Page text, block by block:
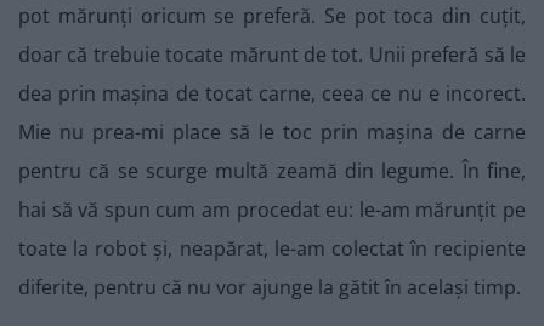
pot mărunți oricum se preferă. Se pot toca din cuțit,
doar că trebuie tocate mărunt de tot. Unii preferă să le
dea prin mașina de tocat carne, ceea ce nu e incorect.
Mie nu prea-mi place să le toc prin mașina de carne
pentru că se scurge multă zeamă din legume. În fine,
hai să vă spun cum am procedat eu: le-am mărunțit pe
toate la robot și, neapărat, le-am colectat în recipiente
diferite, pentru că nu vor ajunge la gătit în același timp.